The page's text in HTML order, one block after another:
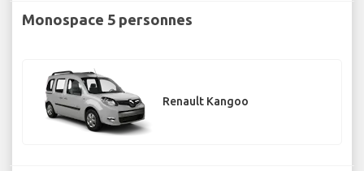
Monospace 5 personnes
Renault Kangoo